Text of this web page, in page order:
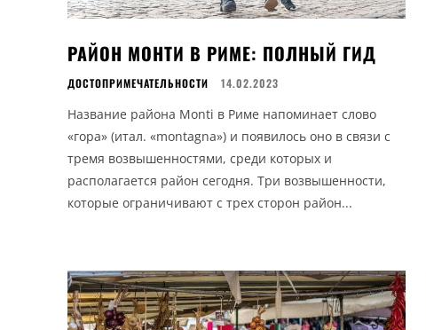
РАЙОН МОНТИ В РИМЕ: ПОЛНЫЙ ГИД
ДОСТОПРИМЕЧАТЕЛЬНОСТИ 14.02.2023
Название района Monti в Риме напоминает слово
«гора» (итал. «montagna») и появилось оно в связи с
тремя возвышенностями, среди которых и
располагается район сегодня. Три возвышенности,
которые ограничивают с трех сторон район...